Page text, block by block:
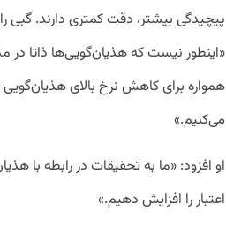
پیچیدگی بیشتر، دقت کمتری دارند. گبی
«اینطور نیست که هذیان‌گویی‌ها ذاتا در
می‌کنیم.»
او افزود: «ما به تحقیقات در رابطه با
اعتبار را افزایش دهیم.»